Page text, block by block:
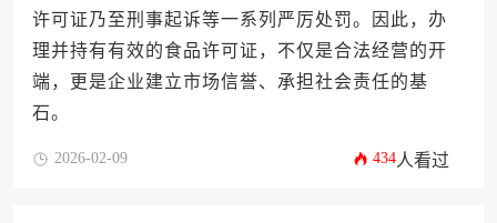
许可证乃至刑事起诉等一系列严厉处罚。因此，办
理并持有有效的食品许可证，不仅是合法经营的开
端，更是企业建立市场信誉、承担社会责任的基
石。
2026-02-09 434人看过